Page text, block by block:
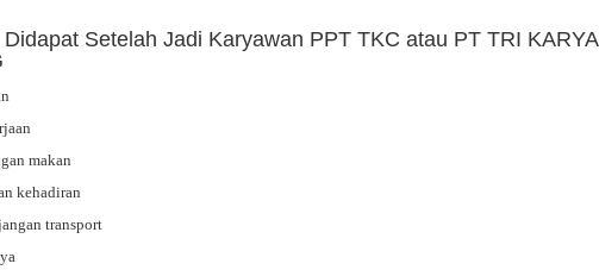
Setelah Jadi Karyawan PPT TKC atau PT TRI KARYA
makan
kehadiran
transport